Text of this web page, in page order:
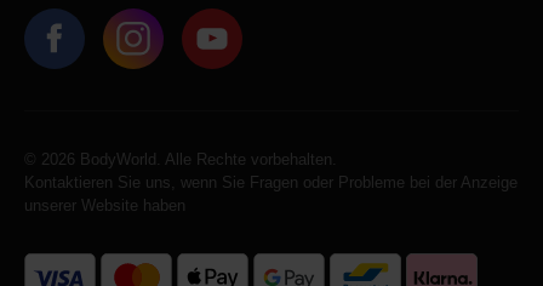
© 2026 BodyWorld. Alle Rechte vorbehalten.
Kontaktieren Sie uns, wenn Sie Fragen oder Probleme bei der Anzeige
unserer Website haben